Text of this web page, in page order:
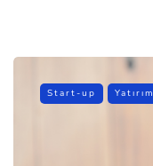
Start-up Yatırım